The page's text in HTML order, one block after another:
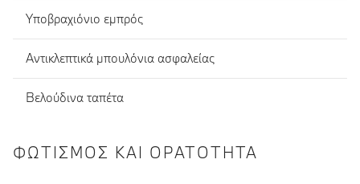
Υποβραχιόνιο εμπρός
Αντικλεπτικά μπουλόνια ασφαλείας
Βελούδινα ταπέτα
ΦΩΤΙΣΜΌΣ ΚΑΙ ΟΡΑΤΌΤΗΤΑ